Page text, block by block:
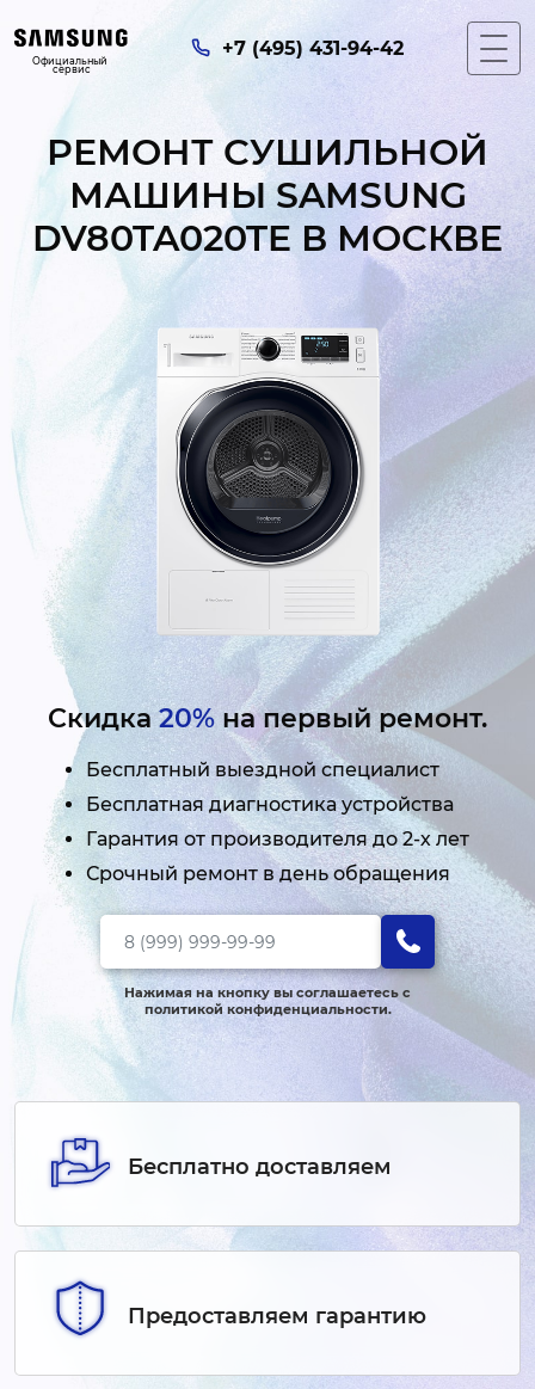
Официальный
сервис
+7 (495) 431-94-42
РЕМОНТ СУШИЛЬНОЙ
МАШИНЫ SAMSUNG
DV80TA020TE В МОСКВЕ
Скидка20% на первый ремонт.
Бесплатный выездной специалист
Бесплатная диагностика устройства
Гарантия от производителя до 2-х лет
Срочный ремонт в день обращения
Нажимая на кнопку вы соглашаетесь с
политикой конфиденциальности.
Бесплатно доставляем
Предоставляем гарантию